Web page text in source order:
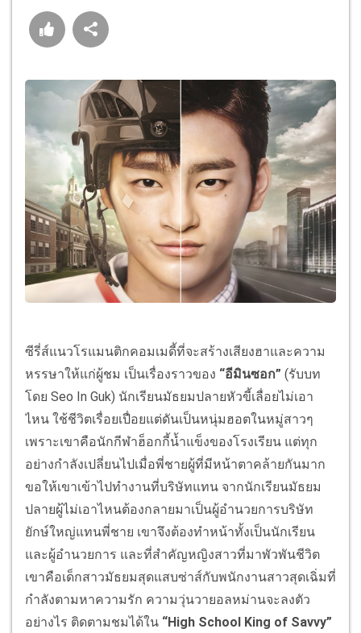
ซีรี่ส์แนวโรแมนติกคอมเมดี้ที่จะสร้างเสียงฮาและความ
หรรษาให้แก่ผู้ชม เป็นเรื่องราวของ “อีมินซอก” (รับบท
โดย Seo In Guk) นักเรียนมัธยมปลายหัวขี้เลื่อยไม่เอา
ไหน ใช้ชีวิตเรื่อยเปื่อยแต่ดันเป็นหนุ่มฮอตในหมู่สาวๆ
เพราะเขาคือนักกีฬาฮ็อกกี้น้ำแข็งของโรงเรียน แต่ทุก
อย่างกำลังเปลี่ยนไปเมื่อพี่ชายผู้ที่มีหน้าตาคล้ายกันมาก
ขอให้เขาเข้าไปทำงานที่บริษัทแทน จากนักเรียนมัธยม
ปลายผู้ไม่เอาไหนต้องกลายมาเป็นผู้อำนวยการบริษัท
ยักษ์ใหญ่แทนพี่ชาย เขาจึงต้องทำหน้าทั้งเป็นนักเรียน
และผู้อำนวยการ และที่สำคัญหญิงสาวที่มาพัวพันชีวิต
เขาคือเด็กสาวมัธยมสุดแสบซ่าส์กับพนักงานสาวสุดเฉิ่มที่
กำลังตามหาความรัก ความวุ่นวายอลหม่านจะลงตัว
อย่างไร ติดตามชมได้ใน “High School King of Savvy”